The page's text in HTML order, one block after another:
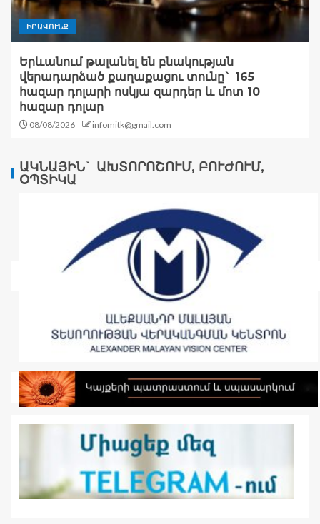
ԻՐԱՎՈՒՆՔ
Երևանում թալանել են բնակության
վերադարձած քաղաքացու տունը` 165
հազար դոլարի ոսկյա զարդեր և մոտ 10
հազար դոլար
08/08/2026 infomitk@gmail.com
ԱԿՆԱՅԻՆ` ԱԽՏՈՐՈՇՈՒՄ, ԲՈՒԺՈՒՄ,
ՕՊՏԻԿԱ